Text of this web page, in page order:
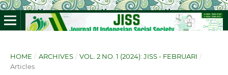
HOME / ARCHIVES / VOL. 2 NO. 1 (2024): JISS - FEBRUARI /
Articles